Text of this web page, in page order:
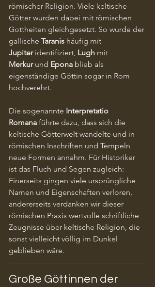
römischer Religion. Viele keltische
Götter wurden dabei mit römischen
Gottheiten gleichgesetzt. So wurde der
gallische Taranis häufig mit
Jupiter identifiziert, Lugh mit
Merkur und Epona blieb als
eigenständige Göttin sogar in Rom
hochverehrt.
Die sogenannte Interpretatio
Romana führte dazu, dass sich die
keltische Götterwelt wandelte und in
römischen Inschriften und Tempeln
neue Formen annahm. Für Historiker
ist das Fluch und Segen zugleich:
Einerseits gingen viele ursprüngliche
Namen und Eigenschaften verloren,
andererseits verdanken wir dieser
römischen Praxis wertvolle schriftliche
Zeugnisse über keltische Religion, die
sonst vielleicht völlig im Dunkel
geblieben wäre.
Große Göttinnen der